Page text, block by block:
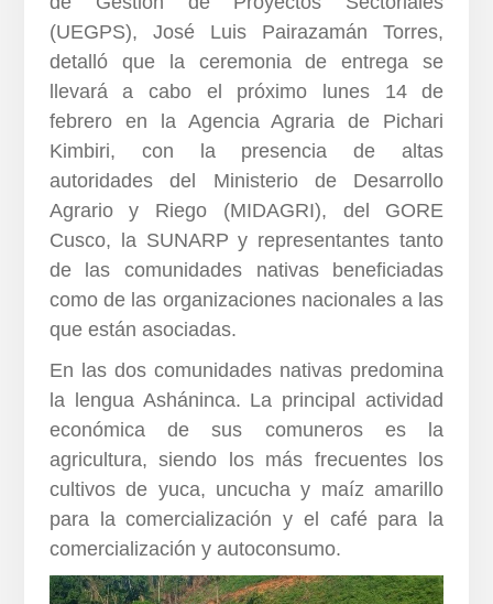
(UEGPS), José Luis Pairazamán Torres,
detalló que la ceremonia de entrega se
llevará a cabo el próximo lunes 14 de
febrero en la Agencia Agraria de Pichari
Kimbiri, con la presencia de altas
autoridades del Ministerio de Desarrollo
Agrario y Riego (MIDAGRI), del GORE
Cusco, la SUNARP y representantes tanto
de las comunidades nativas beneficiadas
como de las organizaciones nacionales a las
que están asociadas.
En las dos comunidades nativas predomina
la lengua Asháninca. La principal actividad
económica de sus comuneros es la
agricultura, siendo los más frecuentes los
cultivos de yuca, uncucha y maíz amarillo
para la comercialización y el café para la
comercialización y autoconsumo.